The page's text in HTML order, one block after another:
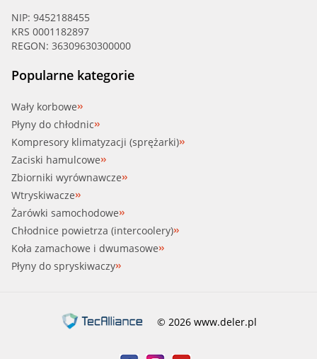
NIP: 9452188455
KRS 0001182897
REGON: 36309630300000
Popularne kategorie
Wały korbowe
Płyny do chłodnic
Kompresory klimatyzacji (sprężarki)
Zaciski hamulcowe
Zbiorniki wyrównawcze
Wtryskiwacze
Żarówki samochodowe
Chłodnice powietrza (intercoolery)
Koła zamachowe i dwumasowe
Płyny do spryskiwaczy
© 2026 www.deler.pl